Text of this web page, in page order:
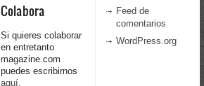
Colabora
Si quieres colaborar
en entretanto
magazine.com
puedes escribirnos
aquí.
Feed de
comentarios
WordPress.org